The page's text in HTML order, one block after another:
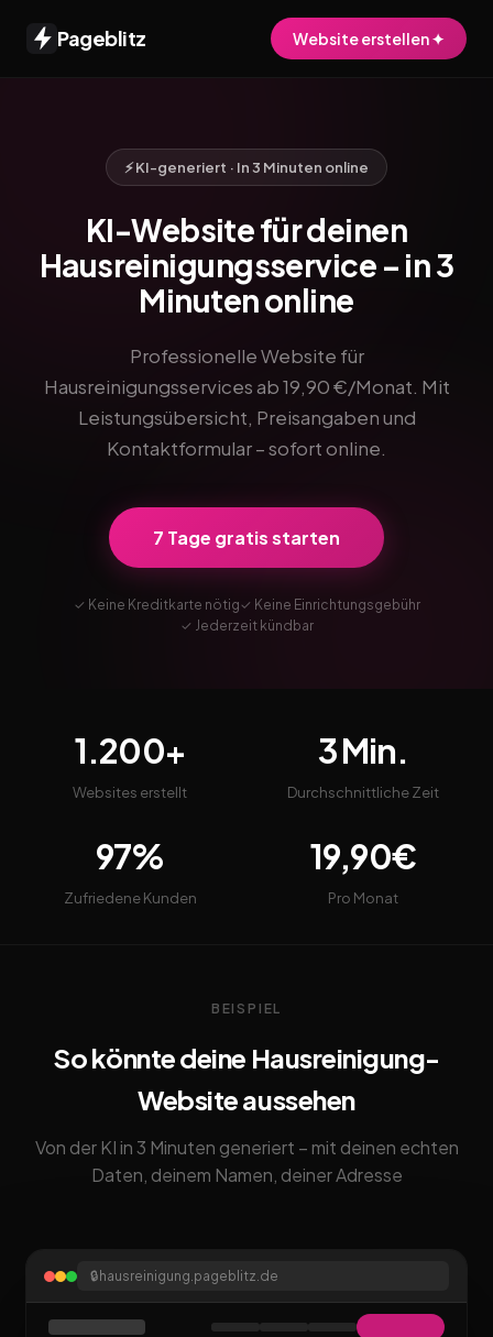
Pageblitz Website erstellen ✦
⚡ KI-generiert · In 3 Minuten online
KI-Website für deinen
Hausreinigungsservice – in 3
Minuten online
Professionelle Website für
Hausreinigungsservices ab 19,90 €/Monat. Mit
Leistungsübersicht, Preisangaben und
Kontaktformular – sofort online.
7 Tage gratis starten
✓ Keine Kreditkarte nötig✓ Keine Einrichtungsgebühr
✓ Jederzeit kündbar
1.200+
Websites erstellt
3 Min.
Durchschnittliche Zeit
97%
Zufriedene Kunden
19,90€
Pro Monat
BEISPIEL
So könnte deine Hausreinigung-
Website aussehen
Von der KI in 3 Minuten generiert – mit deinen echten
Daten, deinem Namen, deiner Adresse
🔒 hausreinigung.pageblitz.de